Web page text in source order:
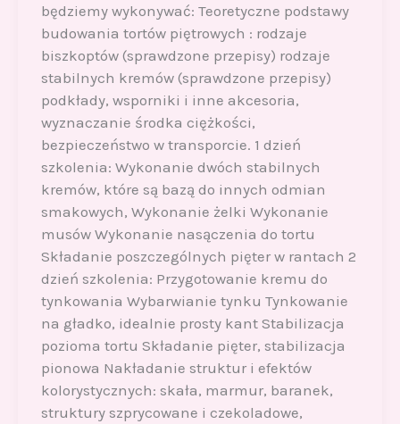
będziemy wykonywać: Teoretyczne podstawy
budowania tortów piętrowych : rodzaje
biszkoptów (sprawdzone przepisy) rodzaje
stabilnych kremów (sprawdzone przepisy)
podkłady, wsporniki i inne akcesoria,
wyznaczanie środka ciężkości,
bezpieczeństwo w transporcie. 1 dzień
szkolenia: Wykonanie dwóch stabilnych
kremów, które są bazą do innych odmian
smakowych, Wykonanie żelki Wykonanie
musów Wykonanie nasączenia do tortu
Składanie poszczególnych pięter w rantach 2
dzień szkolenia: Przygotowanie kremu do
tynkowania Wybarwianie tynku Tynkowanie
na gładko, idealnie prosty kant Stabilizacja
pozioma tortu Składanie pięter, stabilizacja
pionowa Nakładanie struktur i efektów
kolorystycznych: skała, marmur, baranek,
struktury szprycowane i czekoladowe,